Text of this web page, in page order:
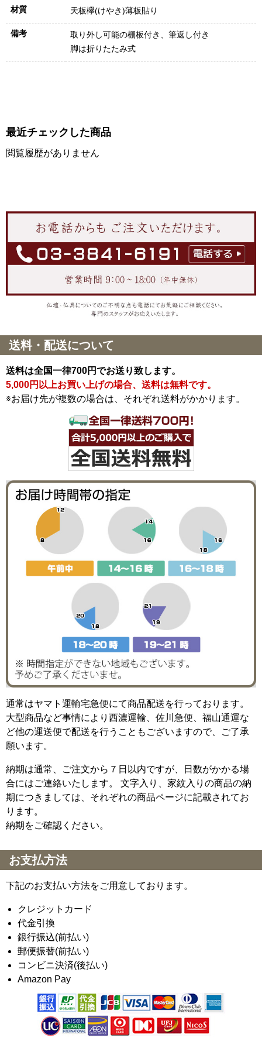
材質 天板欅(けやき)薄板貼り
備考
取り外し可能の棚板付き、筆返し付き
脚は折りたたみ式
最近チェックした商品
閲覧履歴がありません
送料・配送について
送料は全国一律700円でお送り致します。
5,000円以上お買い上げの場合、送料は無料です。
※お届け先が複数の場合は、それぞれ送料がかかります。
通常はヤマト運輸宅急便にて商品配送を行っております。
大型商品など事情により西濃運輸、佐川急便、福山通運な
ど他の運送便で配送を行うこともございますので、ご了承
願います。
納期は通常、ご注文から７日以内ですが、日数がかかる場
合にはご連絡いたします。 文字入り、家紋入りの商品の納
期につきましては、それぞれの商品ページに記載されてお
ります。
納期をご確認ください。
お支払方法
下記のお支払い方法をご用意しております。
クレジットカード
代金引換
銀行振込(前払い)
郵便振替(前払い)
コンビニ決済(後払い)
Amazon Pay